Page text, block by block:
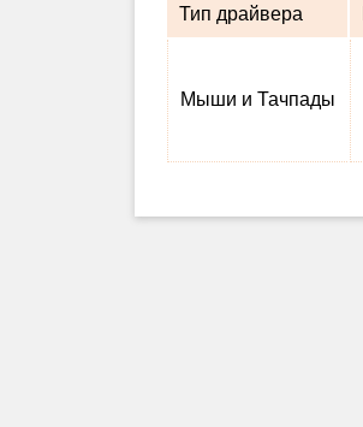
Тип драйвера
Мыши и Тачпады